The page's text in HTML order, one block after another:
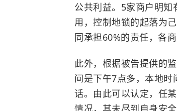
公共利益。5家商户明
用，控制地锁的起落为
同承担60%的责任，各
此外，根据被告提供的
间是下午7点多，本地
话。由此可以认定，任
情况，其未尽到自身安